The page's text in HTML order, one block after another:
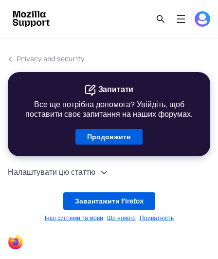
Privacy and security
Запитати
Все ще потрібна допомога? Увійдіть, щоб
поставити своє запитання на наших форумах.
Продовжити
Налаштувати цю статтю
Завантажити Firefox
Інші системи та мови Що нового Приватність